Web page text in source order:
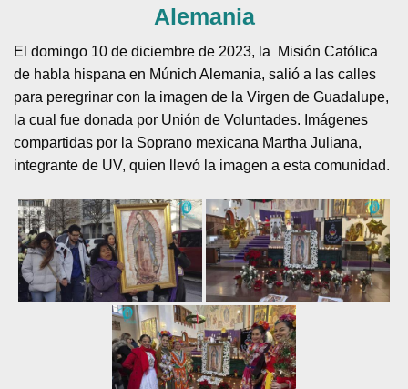
Alemania
El domingo 10 de diciembre de 2023, la Misión Católica
de habla hispana en Múnich Alemania, salió a las calles
para peregrinar con la imagen de la Virgen de Guadalupe,
la cual fue donada por Unión de Voluntades. Imágenes
compartidas por la Soprano mexicana Martha Juliana,
integrante de UV, quien llevó la imagen a esta comunidad.